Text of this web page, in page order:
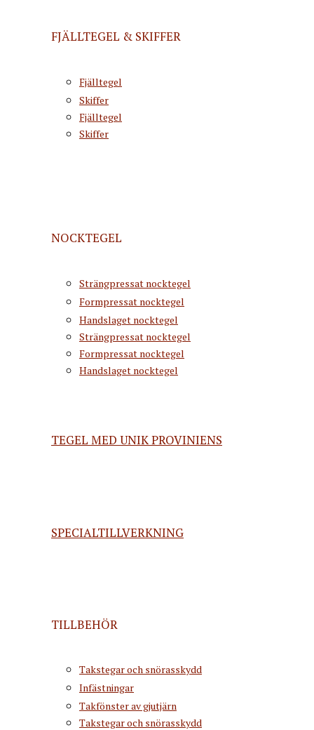
FJÄLLTEGEL & SKIFFER
Fjälltegel
Skiffer
Fjälltegel
Skiffer
NOCKTEGEL
Strängpressat nocktegel
Formpressat nocktegel
Handslaget nocktegel
Strängpressat nocktegel
Formpressat nocktegel
Handslaget nocktegel
TEGEL MED UNIK PROVINIENS
SPECIALTILLVERKNING
TILLBEHÖR
Takstegar och snörasskydd
Infästningar
Takfönster av gjutjärn
Takstegar och snörasskydd